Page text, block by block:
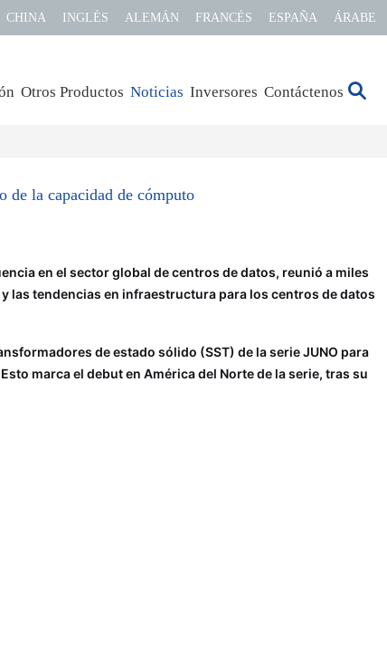
CHINA INGLÉS ALEMÁN FRANCÉS ESPAÑA ÁRABE
Otros Productos Noticias Inversores Contáctenos
de la capacidad de cómputo
en el sector global de centros de datos, reunió a miles
las tendencias en infraestructura para los centros de datos
de estado sólido (SST) de la serie JUNO para
marca el debut en América del Norte de la serie, tras su